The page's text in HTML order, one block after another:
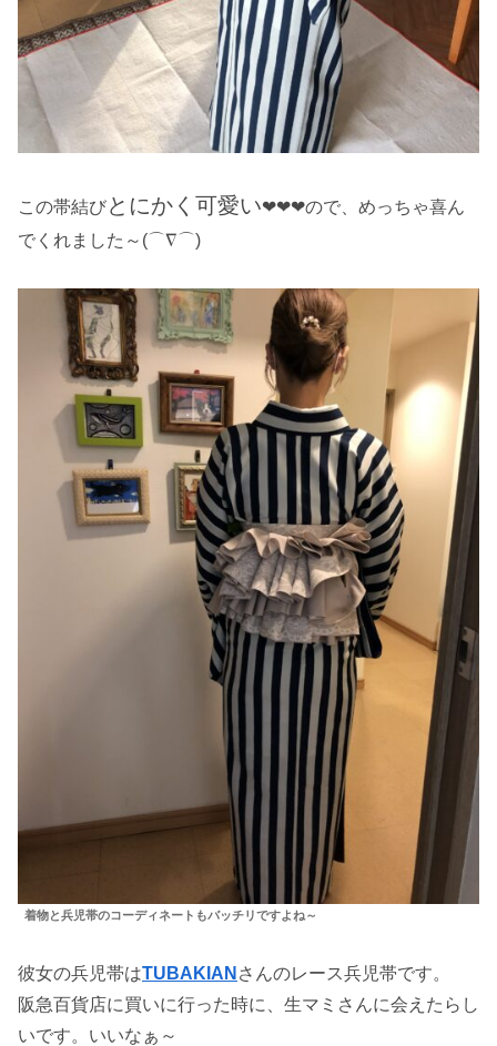
この帯結びとにかく可愛い❤❤❤ので、めっちゃ喜ん
でくれました～(⌒∇⌒)
着物と兵児帯のコーディネートもバッチリですよね～
彼女の兵児帯はTUBAKIAN さんのレース兵児帯です。
阪急百貨店に買いに行った時に、生マミさんに会えたらし
いです。いいなぁ～